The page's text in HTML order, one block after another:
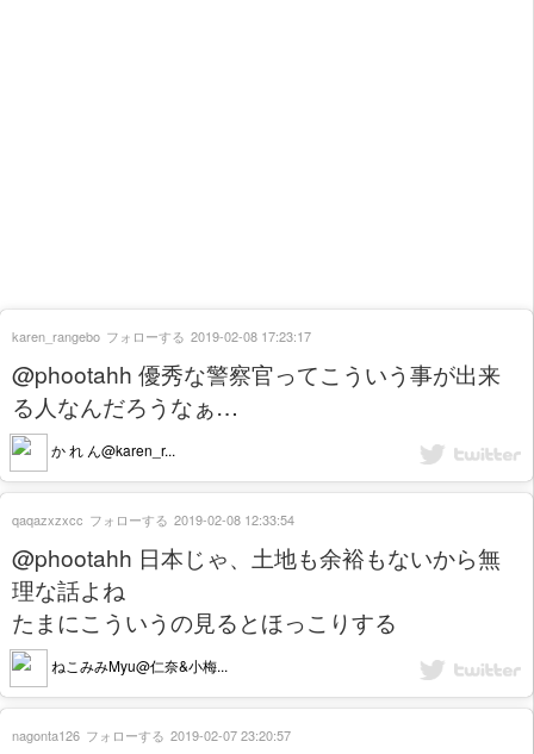
@phootahh 優秀な警察官ってこういう事が出来
る人なんだろうなぁ…
か れ ん@karen_r...
karen_rangebo フォローする 2019-02-08 17:23:17
@phootahh 日本じゃ、土地も余裕もないから無
理な話よね
たまにこういうの見るとほっこりする
ねこみみMyu@仁奈&小梅...
qaqazxzxcc フォローする 2019-02-08 12:33:54
nagonta126 フォローする 2019-02-07 23:20:57